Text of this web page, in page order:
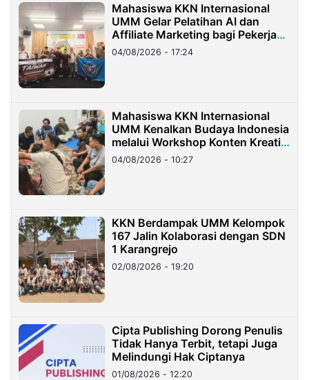
Mahasiswa KKN Internasional
UMM Gelar Pelatihan AI dan
Affiliate Marketing bagi Pekerja
Migran Indonesia di Taiwan
04/08/2026 - 17:24
Mahasiswa KKN Internasional
UMM Kenalkan Budaya Indonesia
melalui Workshop Konten Kreatif
di Taiwan
04/08/2026 - 10:27
KKN Berdampak UMM Kelompok
167 Jalin Kolaborasi dengan SDN
1 Karangrejo
02/08/2026 - 19:20
Cipta Publishing Dorong Penulis
Tidak Hanya Terbit, tetapi Juga
Melindungi Hak Ciptanya
01/08/2026 - 12:20